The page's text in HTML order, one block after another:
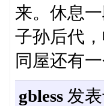
来。休息
子孙后代
同屋还有
gbless发表